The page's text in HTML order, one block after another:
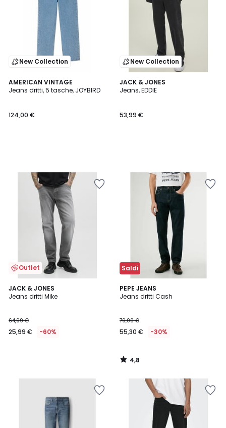
New Collection
AMERICAN VINTAGE
Jeans dritti, 5 tasche, JOYBIRD
124,00 €
New Collection
JACK & JONES
Jeans, EDDIE
53,99 €
Outlet
JACK & JONES
Jeans dritti Mike
64,99 €
25,99 € -60%
Saldi
PEPE JEANS
Jeans dritti Cash
79,00 €
55,30 € -30%
4,8
/ 5
4,8
/